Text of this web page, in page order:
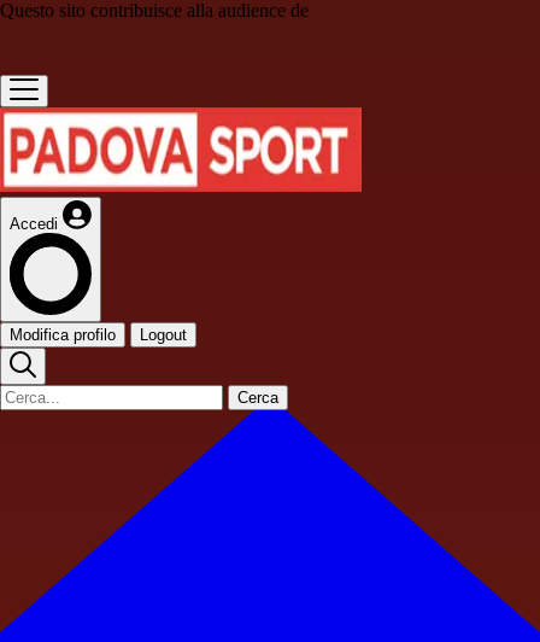
Questo sito contribuisce alla audience de
Accedi
Modifica profilo Logout
Cerca